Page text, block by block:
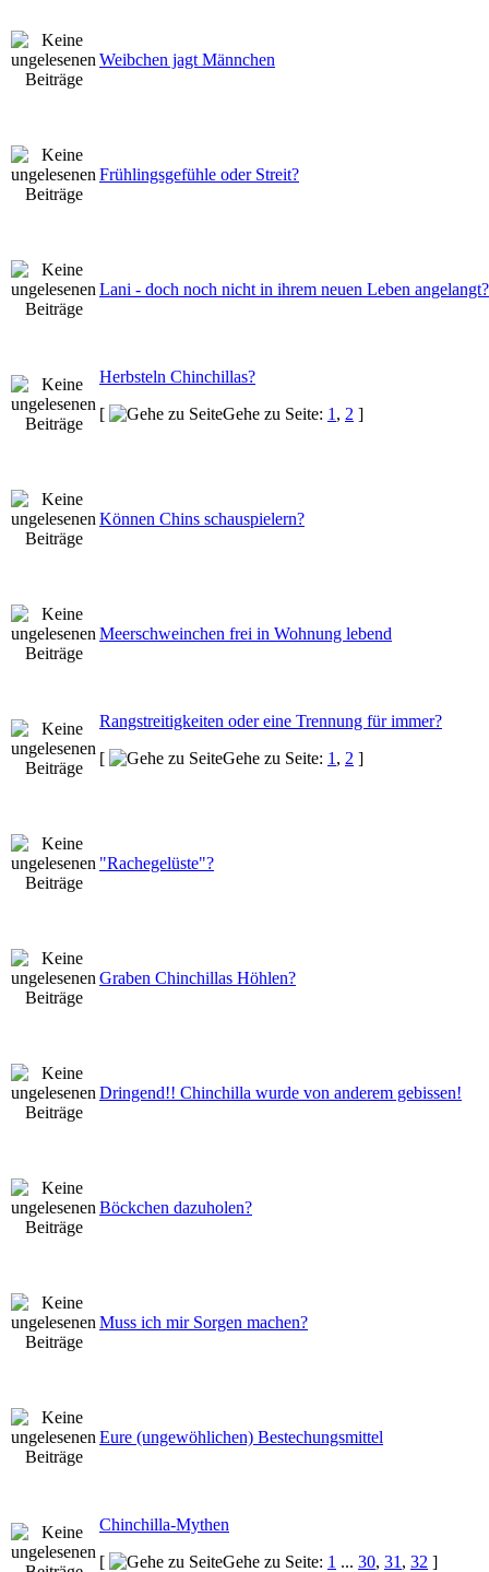
Weibchen jagt Männchen
Frühlingsgefühle oder Streit?
Lani - doch noch nicht in ihrem neuen Leben angelangt?
Herbsteln Chinchillas?
[
Gehe zu Seite: 1 , 2 ]
Können Chins schauspielern?
Meerschweinchen frei in Wohnung lebend
Rangstreitigkeiten oder eine Trennung für immer?
[
Gehe zu Seite: 1 , 2 ]
"Rachegelüste"?
Graben Chinchillas Höhlen?
Dringend!! Chinchilla wurde von anderem gebissen!
Böckchen dazuholen?
Muss ich mir Sorgen machen?
Eure (ungewöhlichen) Bestechungsmittel
Chinchilla-Mythen
[
Gehe zu Seite: 1 ... 30, 31 , 32 ]